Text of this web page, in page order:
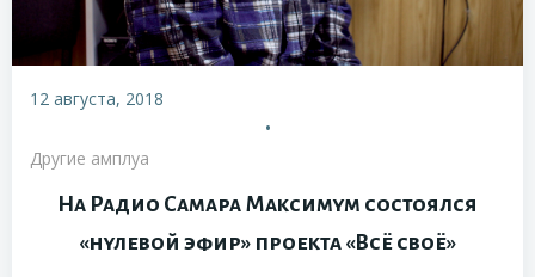
12 августа, 2018
•
Другие амплуа
На Радио Самара Максимум состоялся
«нулевой эфир» проекта «Всё своё»